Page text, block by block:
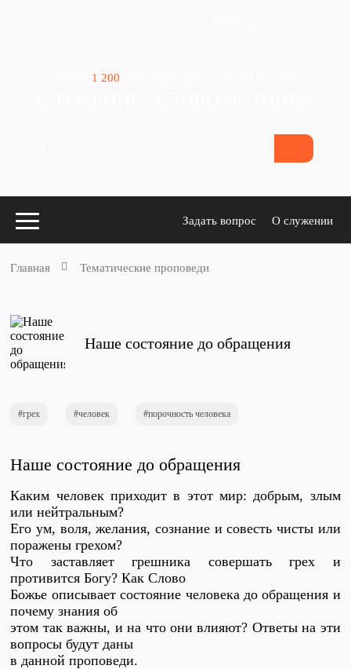
1 200
Задать вопрос О служении
Актуальные конспекты проповедей
Тематические проповеди
Библейская школа.
Главная Тематические проповеди
Наше состояние до обращения
грех человек порочность человека
Наше состояние до обращения
Каким человек приходит в этот мир: добрым, злым
или нейтральным?
Его ум, воля, желания, сознание и совесть чисты или
поражены грехом?
Что заставляет грешника совершать грех и
противится Богу? Как Слово
Божье описывает состояние человека до обращения и
почему знания об
этом так важны, и на что они влияют? Ответы на эти
вопросы будут даны
в данной проповеди.